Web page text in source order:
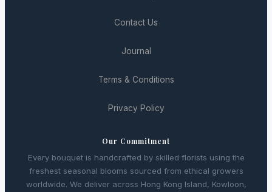
Contact Us
Journal
Terms & Conditions
Privacy Policy
Our Commitment
Every bouquet is handcrafted by skilled florists using the
freshest seasonal blooms sourced from ethical growers
worldwide. We deliver across Hong Kong Island, Kowloon,